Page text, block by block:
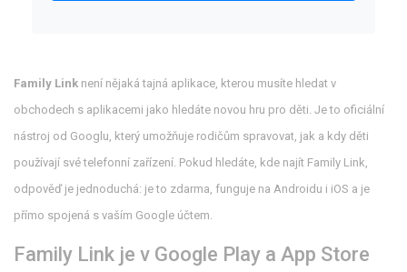
Family Link není nějaká tajná aplikace, kterou musíte hledat v
obchodech s aplikacemi jako hledáte novou hru pro děti. Je to oficiální
nástroj od Googlu, který umožňuje rodičům spravovat, jak a kdy děti
používají své telefonní zařízení. Pokud hledáte, kde najít Family Link,
odpověď je jednoduchá: je to zdarma, funguje na Androidu i iOS a je
přímo spojená s vaším Google účtem.
Family Link je v Google Play a App Store